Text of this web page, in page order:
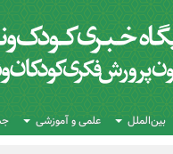
بین‌الملل علمی و آموزشی